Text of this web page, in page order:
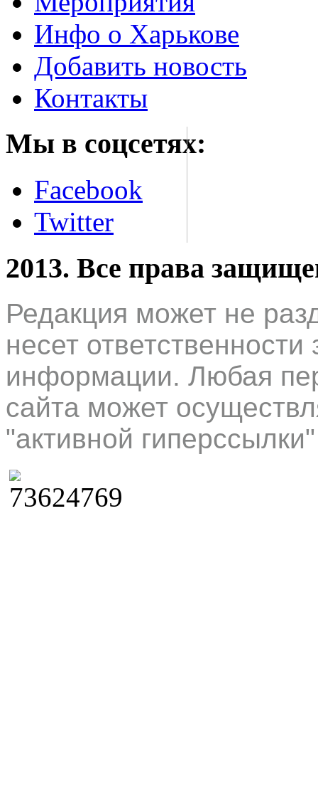
Инфо о Харькове
Добавить новость
Контакты
Мы в соцсетях:
Facebook
Twitter
2013. Все права
Редакция может не
несет
информации. Любая
сайта может
"активной